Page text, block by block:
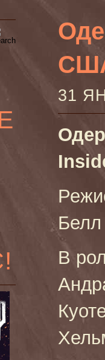
31
Белл
В